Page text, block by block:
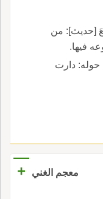
[حديث]: من
فيها.
دارت
معجم الغني
+